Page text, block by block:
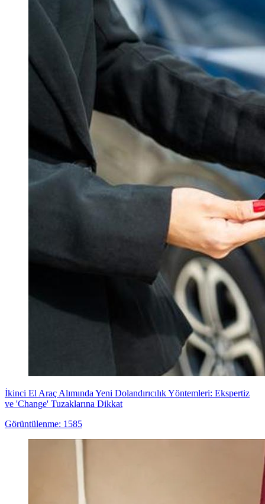
İkinci El Araç Alımında Yeni Dolandırıcılık Yöntemleri: Ekspertiz
ve 'Change' Tuzaklarına Dikkat
Görüntülenme: 1585